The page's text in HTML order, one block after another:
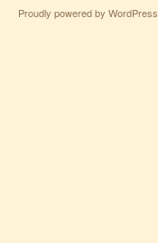
Proudly powered by WordPress